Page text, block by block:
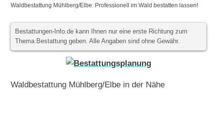
Waldbestattung Mühlberg/Elbe: Professionell im Wald bestatten lassen!
Bestattungen-Info.de kann Ihnen nur eine erste Richtung zum
Thema Bestattung geben. Alle Angaben sind ohne Gewähr.
Waldbestattung Mühlberg/Elbe in der Nähe